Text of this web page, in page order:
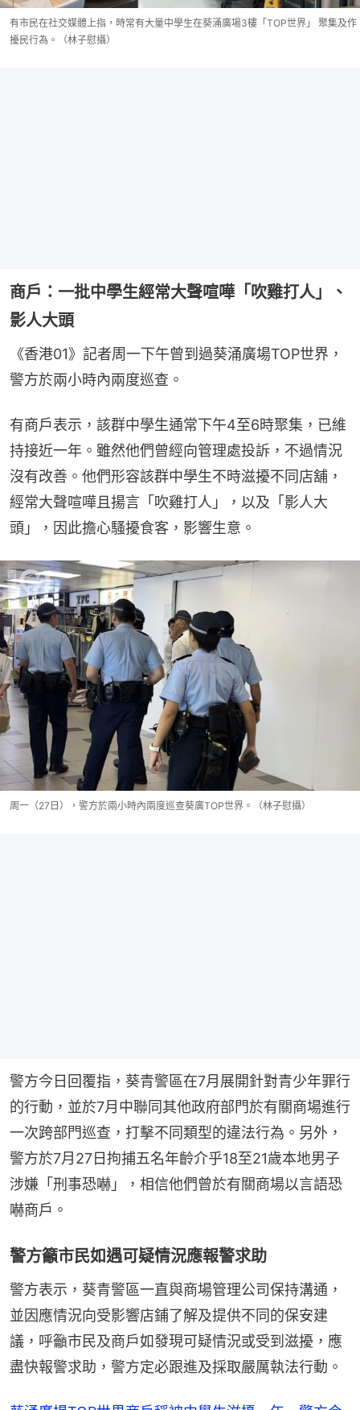
有市民在社交媒體上指，時常有大量中學生在葵涌廣場3樓「TOP世界」 聚集及作
擾民行為。（林子慰攝）
商戶：一批中學生經常大聲喧嘩「吹雞打人」、
影人大頭
《香港01》記者周一下午曾到過葵涌廣場TOP世界，
警方於兩小時內兩度巡查。
有商戶表示，該群中學生通常下午4至6時聚集，已維
持接近一年。雖然他們曾經向管理處投訴，不過情況
沒有改善。他們形容該群中學生不時滋擾不同店舖，
經常大聲喧嘩且揚言「吹雞打人」，以及「影人大
頭」，因此擔心騷擾食客，影響生意。
周一（27日），警方於兩小時內兩度巡查葵廣TOP世界。（林子慰攝）
警方今日回覆指，葵青警區在7月展開針對青少年罪行
的行動，並於7月中聯同其他政府部門於有關商場進行
一次跨部門巡查，打擊不同類型的違法行為。另外，
警方於7月27日拘捕五名年齡介乎18至21歲本地男子
涉嫌「刑事恐嚇」，相信他們曾於有關商場以言語恐
嚇商戶。
警方籲市民如遇可疑情況應報警求助
警方表示，葵青警區一直與商場管理公司保持溝通，
並因應情況向受影響店鋪了解及提供不同的保安建
議，呼籲市民及商戶如發現可疑情況或受到滋擾，應
盡快報警求助，警方定必跟進及採取嚴厲執法行動。